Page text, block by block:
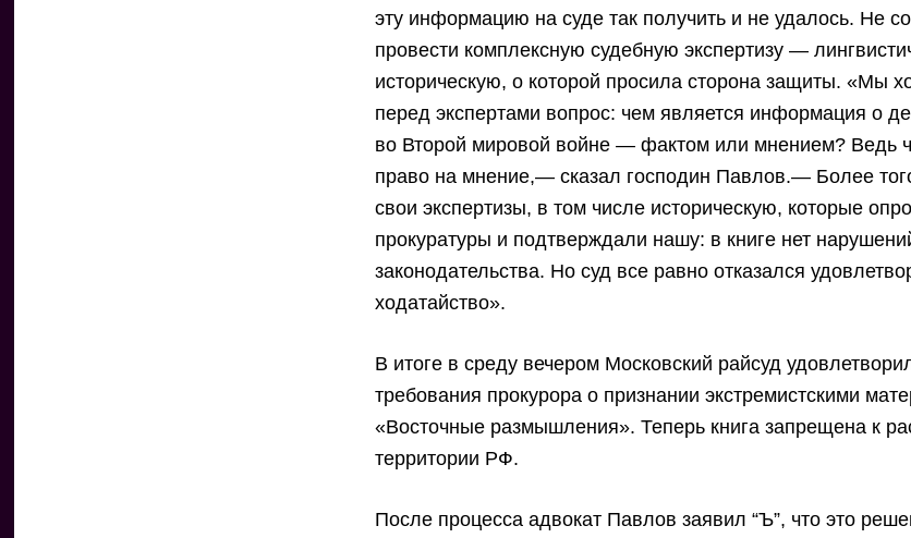
эту информацию на суде так получить и не удалось. Не
провести комплексную судебную экспертизу —
историческую, о которой просила сторона защиты. «Мы
перед экспертами вопрос: чем является информация о
во Второй мировой войне — фактом или мнением? Ведь
право на мнение,— сказал господин Павлов.— Более
свои экспертизы, в том числе историческую, которые
прокуратуры и подтверждали нашу: в книге нет
законодательства. Но суд все равно отказался
ходатайство».
В итоге в среду вечером Московский райсуд
требования прокурора о признании экстремистскими
«Восточные размышления». Теперь книга запрещена к
территории РФ.
После процесса адвокат Павлов заявил “Ъ”, что это